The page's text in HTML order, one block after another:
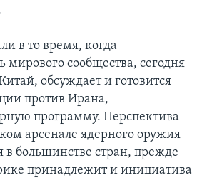
в то время, когда
мирового сообщества, сегодня
обсуждает и готовится
против Ирана,
программу. Перспектива
арсенале ядерного оружия
в большинстве стран, прежде
принадлежит и инициатива